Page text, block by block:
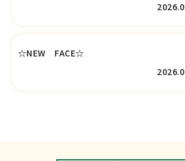
☆NEW FACE☆